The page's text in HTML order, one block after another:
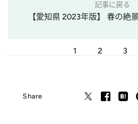
記事に戻る
【愛知県 2023年版】 春の絶
1 2 3
Share